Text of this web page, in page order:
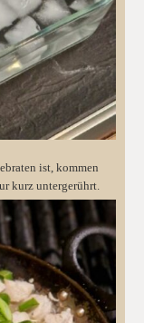
kurz untergerührt.